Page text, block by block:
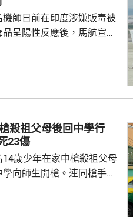
持續深化新時代相互尊
戰略夥伴關係，推動兩
機師日前在印度涉嫌販毒被
呈陽性反應後，馬航宣布
行任務，機艙服務員亦都
，被海關在行李內搜出25
搖頭丸以及少量冰毒。馬
假兩日，...
殺祖父母後回中學行
23傷
歲少年在家中槍殺祖父母
向師生開槍。連同槍手在